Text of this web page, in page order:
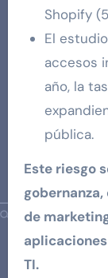
Shopify
El
accesos
año, la
pública.
Este riesgo
de
TI.